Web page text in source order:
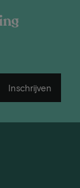
Inschrijven